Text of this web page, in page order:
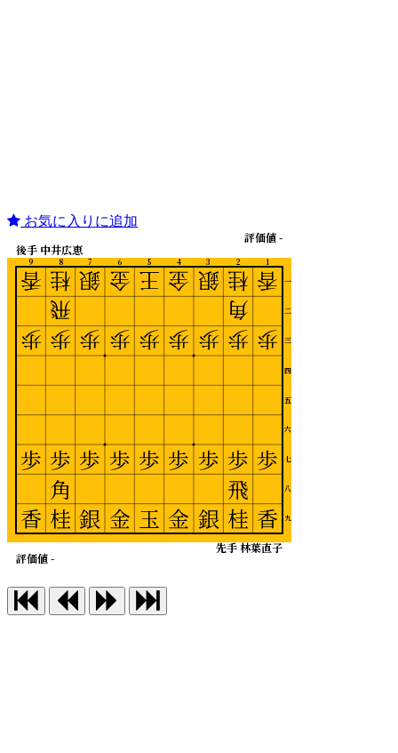
お気に入りに追加
1
2
3
4
5
6
7
8
9
一
二
三
四
五
六
七
八
九
先手 林葉直子
後手 中井広恵
評価値 -
評価値 -
香
歩
歩
香
桂
角
歩
歩
飛
桂
銀
歩
歩
銀
金
歩
歩
金
王
歩
歩
玉
金
歩
歩
金
銀
歩
歩
銀
桂
飛
歩
歩
角
桂
香
歩
歩
香